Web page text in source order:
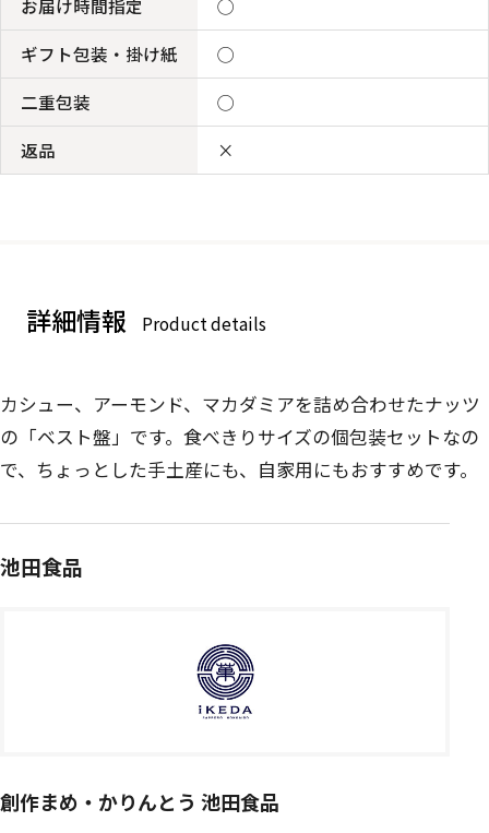
お届け時間指定
◯
ギフト包装・掛け紙
◯
二重包装
◯
返品
×
詳細情報 Product details
カシュー、アーモンド、マカダミアを詰め合わせたナッツ
の「ベスト盤」です。食べきりサイズの個包装セットなの
で、ちょっとした手土産にも、自家用にもおすすめです。
池田食品
創作まめ・かりんとう 池田食品